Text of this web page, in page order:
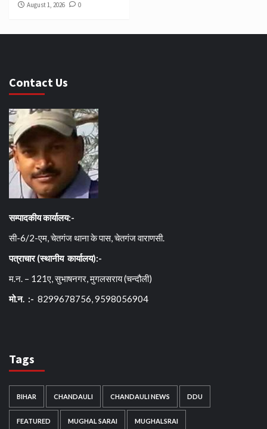
August 1, 2026 0
Contact Us
सम्पादकीय कार्यालय:-
सी-6/2-एम, चेतगंज थाना के पास, चेतगंज वाराणसी.
पत्राचार (स्थानीय कार्यालय):-
म.न. – 121ए, सुभाषनगर, मुगलसराय (चन्दौली)
मो.न. :- 8299678756, 9598056904
Tags
BIHAR CHANDAULI CHANDAULI NEWS DDU
FEATURED MUGHAL SARAI MUGHALSRAI